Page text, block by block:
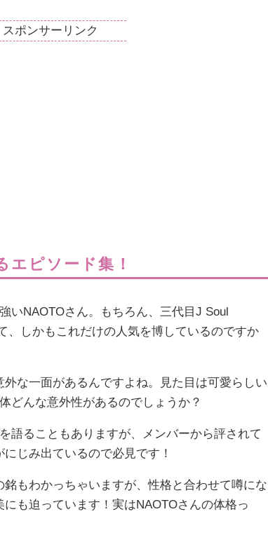
スポンサーリンク
エピソード集！
いNAOTOさん。もちろん、三代目J Soul
、しかもこれだけの人気を博しているのですか
な一面があるんですよね。見た目は可愛らしい
どんな意外性があるのでしょうか？
語ることもありますが、メンバーから評されて
じみ出ているので必見です！
もわかっちゃいますが、性格と合わせて噂にな
も迫っています！実はNAOTOさんの体格っ